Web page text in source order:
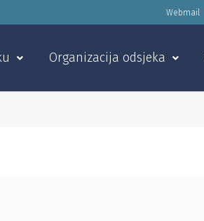
Webmail
Organizacija odsjeka